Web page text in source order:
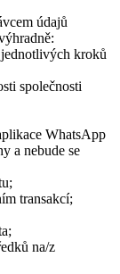
údajů
kroků
společnosti
WhatsApp
a nebude se
transakcí;
na/z